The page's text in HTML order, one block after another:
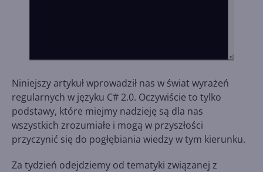
Niniejszy artykuł wprowadził nas w świat wyrażeń
regularnych w języku C# 2.0. Oczywiście to tylko
podstawy, które miejmy nadzieję są dla nas
wszystkich zrozumiałe i mogą w przyszłości
przyczynić się do pogłębiania wiedzy w tym kierunku.
Za tydzień odejdziemy od tematyki związanej z